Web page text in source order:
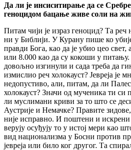
Да ли је инсиситирање да се
геноцидом бацање живе соли на
Питам чији је израз геноцид? Та реч
ни у Библији. У Курану пише ко
правди Бога, као да је убио цео свет,
или 8.000 као да су кокоши у
довољно изгинули и сада треба да
измислио реч холокауст? Јевреја је
недопустиво, али, питам, да ли
холокауст? Значи од мученика ти си
ли муслимани криви за то што се
Аустрије и Немачке? Правите
није исправно. И поштени и искрени
верују осуђују то у истој мери као
вид национализма у Босни против
јевреја или било ког другог. Та